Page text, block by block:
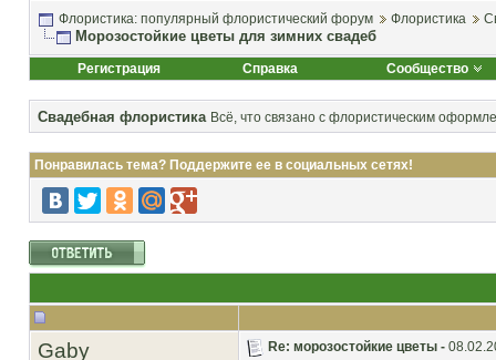
Флористика: популярный флористический форум Флористика
Морозостойкие цветы для зимних свадеб
Регистрация Справка Сообщество
Свадебная флористика Всё, что связано с флористическим
Понравилась тема? Поддержите ее в социальных сетях!
Gaby Re: морозостойкие цветы -